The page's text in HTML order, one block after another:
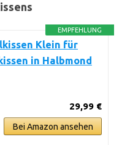
EMPFEHLUNG
Klein für
in Halbmond
29,99 €
Bei Amazon ansehen